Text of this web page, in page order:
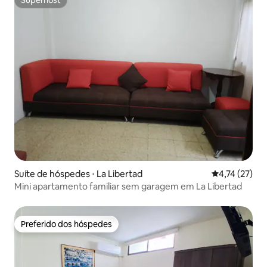
Superhost
Suíte de hóspedes ⋅ La Libertad 4,74 de uma
4,74 (27)
Mini apartamento familiar sem garagem em La Libertad
Preferido dos hóspedes
Preferido dos hóspedes